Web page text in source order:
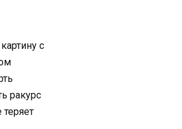
с
ракурс